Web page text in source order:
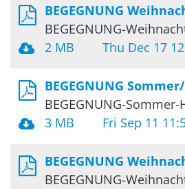
BEGEGNUNG
BEGEGNUNG-
2 MB
Thu Dec 17
BEGEGNUNG
BEGEGNUNG-
3 MB
Fri Sep 11
BEGEGNUNG
BEGEGNUNG-